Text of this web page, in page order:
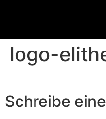
logo-
Schreibe